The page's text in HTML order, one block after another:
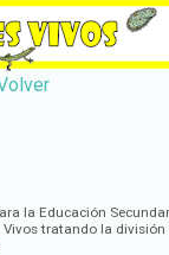
la Educación
tratando la